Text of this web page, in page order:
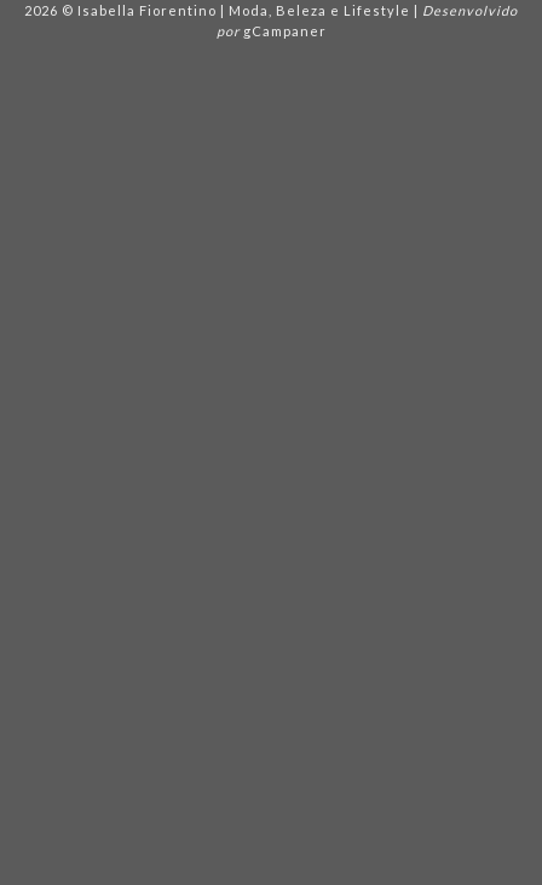
2026 © Isabella Fiorentino | Moda, Beleza e Lifestyle | Desenvolvido
por gCampaner